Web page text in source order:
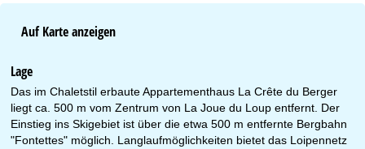
Auf Karte anzeigen
Lage
Das im Chaletstil erbaute Appartementhaus La Crête du Berger
liegt ca. 500 m vom Zentrum von La Joue du Loup entfernt. Der
Einstieg ins Skigebiet ist über die etwa 500 m entfernte Bergbahn
"Fontettes" möglich. Langlaufmöglichkeiten bietet das Loipennetz